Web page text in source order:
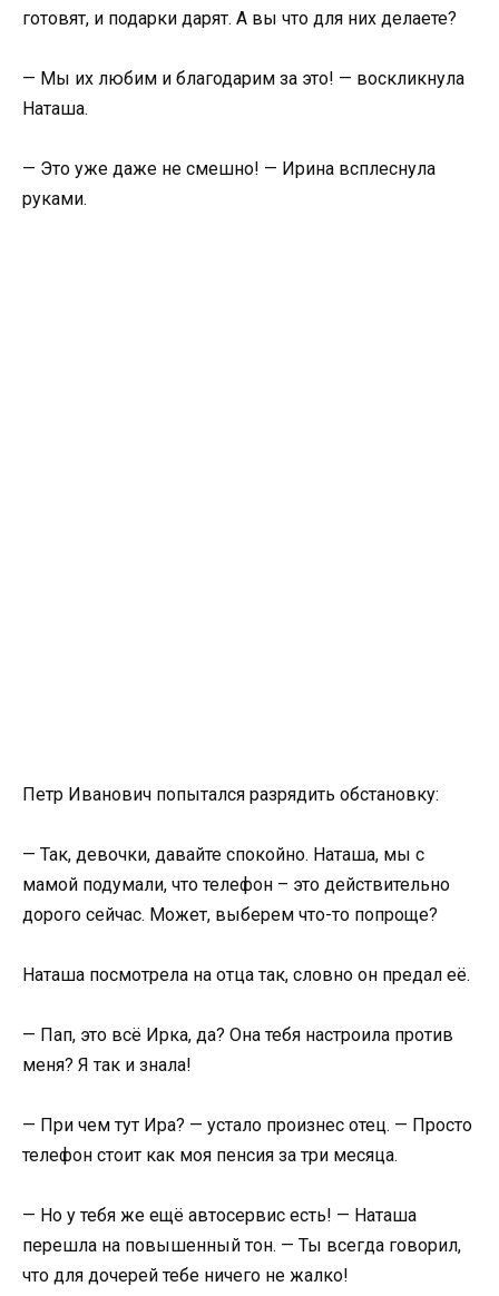
готовят, и подарки дарят. А вы что для них делаете?
— Мы их любим и благодарим за это! — воскликнула
Наташа.
— Это уже даже не смешно! — Ирина всплеснула
руками.
Петр Иванович попытался разрядить обстановку:
— Так, девочки, давайте спокойно. Наташа, мы с
мамой подумали, что телефон – это действительно
дорого сейчас. Может, выберем что-то попроще?
Наташа посмотрела на отца так, словно он предал её.
— Пап, это всё Ирка, да? Она тебя настроила против
меня? Я так и знала!
— При чем тут Ира? — устало произнес отец. — Просто
телефон стоит как моя пенсия за три месяца.
— Но у тебя же ещё автосервис есть! — Наташа
перешла на повышенный тон. — Ты всегда говорил,
что для дочерей тебе ничего не жалко!